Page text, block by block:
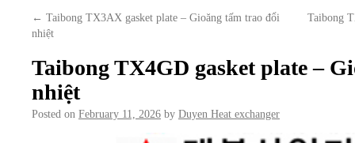
← Taibong TX3AX gasket plate – Gioăng tấm trao đổi
nhiệt
Taibong
Taibong TX4GD gasket plate –
nhiệt
Posted on February 11, 2026 by Duyen Heat exchanger